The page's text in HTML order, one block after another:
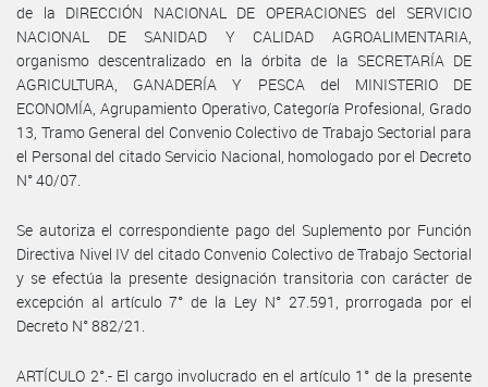
de la DIRECCIÓN NACIONAL DE OPERACIONES del SERVICIO
NACIONAL DE SANIDAD Y CALIDAD AGROALIMENTARIA,
organismo descentralizado en la órbita de la SECRETARÍA DE
AGRICULTURA, GANADERÍA Y PESCA del MINISTERIO DE
ECONOMÍA, Agrupamiento Operativo, Categoría Profesional, Grado
13, Tramo General del Convenio Colectivo de Trabajo Sectorial para
el Personal del citado Servicio Nacional, homologado por el Decreto
N° 40/07.
Se autoriza el correspondiente pago del Suplemento por Función
Directiva Nivel IV del citado Convenio Colectivo de Trabajo Sectorial
y se efectúa la presente designación transitoria con carácter de
excepción al artículo 7° de la Ley N° 27.591, prorrogada por el
Decreto N° 882/21.
ARTÍCULO 2°.- El cargo involucrado en el artículo 1° de la presente